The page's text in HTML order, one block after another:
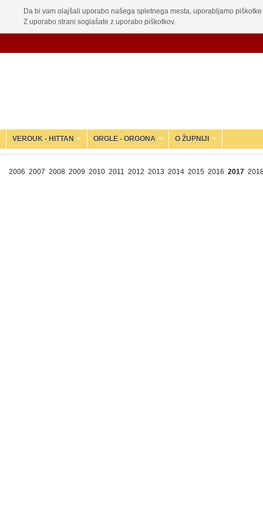
Da bi vam olajšali uporabo našega spletnega mesta, uporabljamo
Z uporabo strani soglašate z uporabo piškotkov.
VEROUK - HITTAN ORGLE - ORGONA O ŽUPNIJI
2006 2007 2008 2009 2010 2011 2012 2013 2014 2015 2016 2017